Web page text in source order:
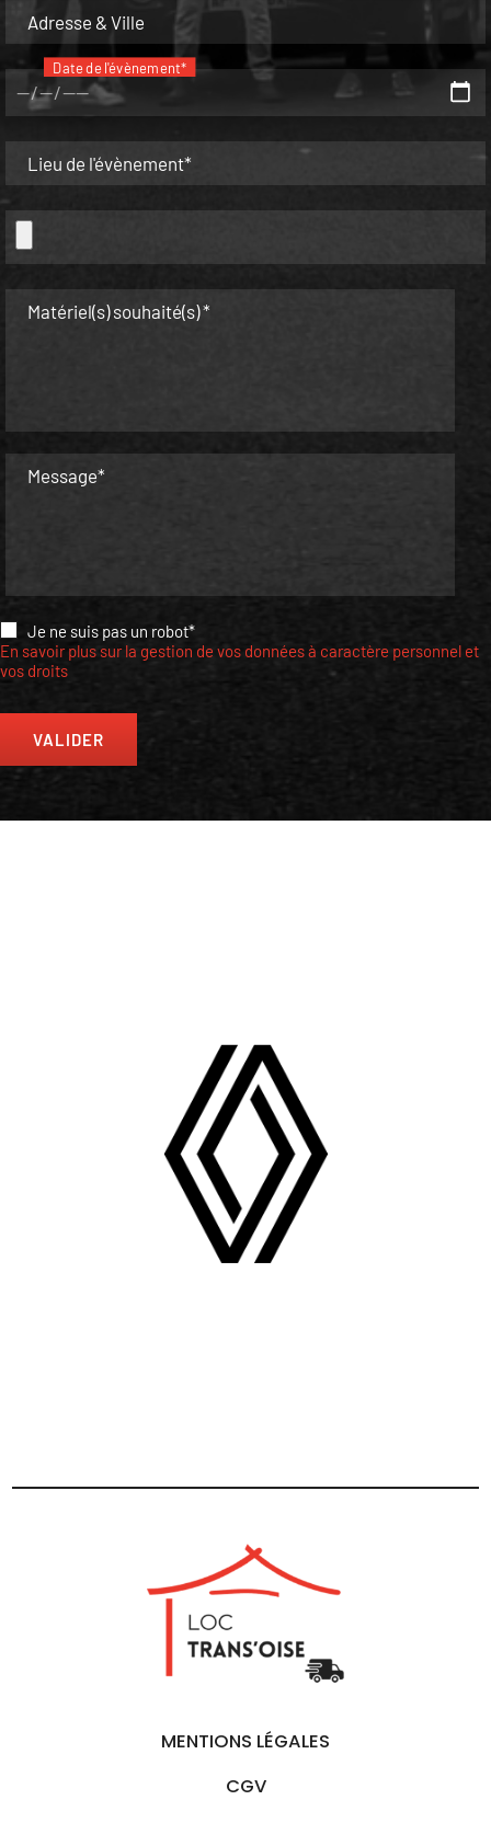
Adresse & Ville
Date de l'évènement*
Lieu de l'évènement*
Matériel(s) souhaité(s) *
Message*
Je ne suis pas un robot*
En savoir plus sur la gestion de vos données à caractère personnel et
vos droits
VALIDER
MENTIONS LÉGALES
CGV